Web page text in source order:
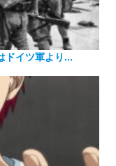
ドイツ軍より...